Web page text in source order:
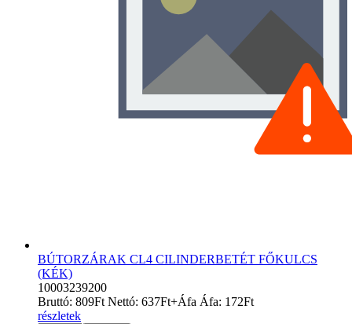
BÚTORZÁRAK CL4 CILINDERBETÉT FŐKULCS
(KÉK)
10003239200
Bruttó: 809Ft Nettó: 637Ft+Áfa Áfa: 172Ft
részletek